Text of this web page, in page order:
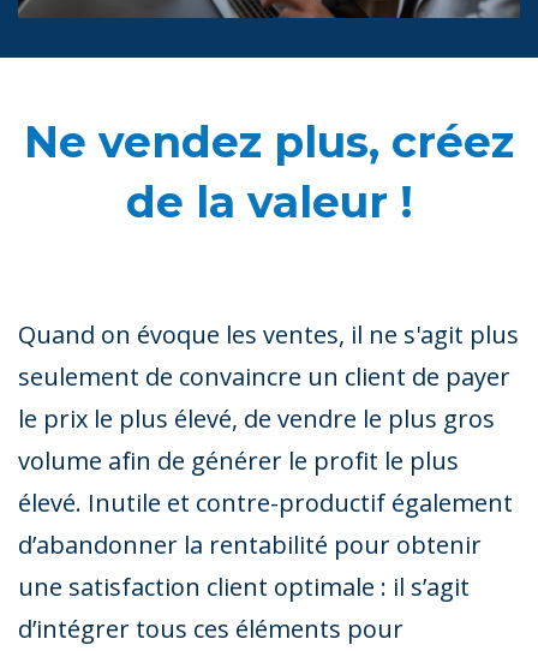
Ne vendez plus, créez
de la valeur !
Quand on évoque les ventes, il ne s'agit plus
seulement de convaincre un client de payer
le prix le plus élevé, de vendre le plus gros
volume afin de générer le profit le plus
élevé. Inutile et contre-productif également
d’abandonner la rentabilité pour obtenir
une satisfaction client optimale : il s’agit
d’intégrer tous ces éléments pour